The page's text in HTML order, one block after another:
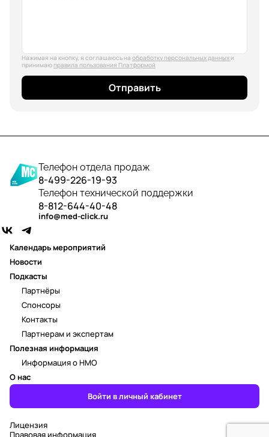
Нажимая на кнопку, я соглашаюсь на обработку персональных данных и
принимаю правила пользования Платформой
Отправить
Телефон отдела продаж
8-499-226-19-93
Телефон технической поддержки
8-812-644-40-48
info@med-click.ru
Календарь мероприятий
Новости
Подкасты
Полезная информация
Информация о НМО
О нас
Партнёры
Спонсоры
Контакты
Партнерам и экспертам
Войти в личный кабинет
Лицензия
Правовая информация